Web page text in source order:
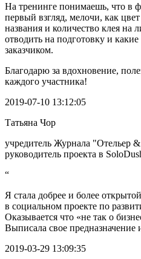
На тренинге понимаешь, что в
первый взгляд, мелочи, как
названия и количество клея на
отводить на подготовку и
заказчиком.
Благодарю за вдохновение,
каждого участника!
2019-07-10 13:12:05
Татьяна Чор
учредитель Журнала "Отельер
руководитель проекта в
“
Я стала добрее и более
в социальном проекте по
Оказывается что «не так о
Выписала свое предназначение
2019-03-29 13:09:35